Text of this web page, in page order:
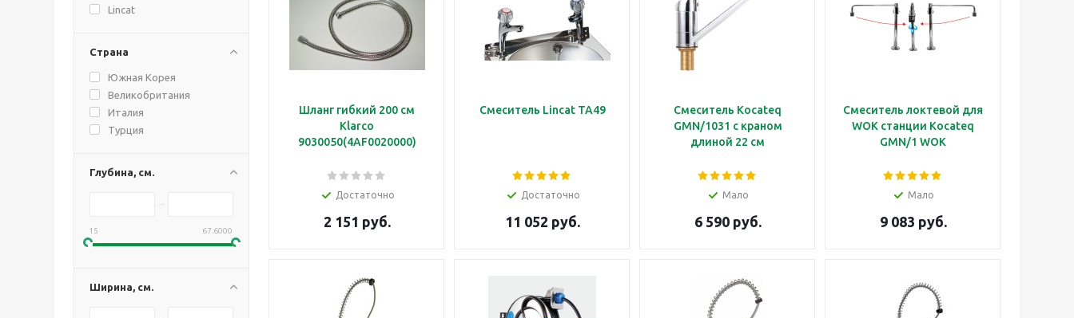
Lincat
Страна
Южная Корея
Великобритания
Италия
Турция
Глубина, см.
15 67.6000
Ширина, см.
Шланг гибкий 200 см
Klarco
9030050(4AF0020000)
Достаточно
2 151 руб.
Смеситель Lincat TA49
Достаточно
11 052 руб.
Смеситель Kocateq
GMN/1031 с краном
длиной 22 см
Мало
6 590 руб.
Смеситель локтевой для
WOK станции Kocateq
GMN/1 WOK
Мало
9 083 руб.